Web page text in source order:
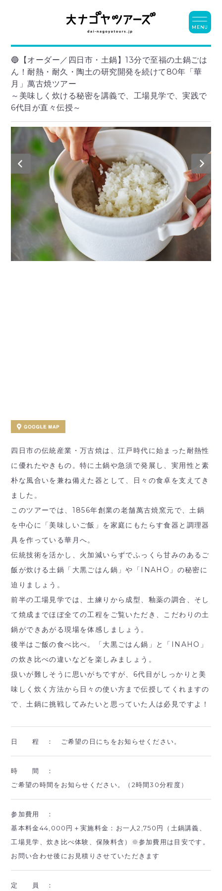
🔵【オーダー／四日市・土鍋】13分で至福の土鍋ごは
ん！耐熱・耐久・陶土の研究開発を続けて80年「華
月」萬古焼ツアー
～美味しく炊ける秘密を講義で、工場見学で、実践で
6代目が直々伝授～
四日市の伝統産業・万古焼は、江戸時代に始まった耐熱性
に優れたやきもの。特に土鍋や急須で発展し、実用性と素
朴な風合いを兼ね備えた器として、日々の食卓を支えてき
ました。
このツアーでは、1856年創業の老舗萬古焼窯元で、土鍋
を中心に「美味しいご飯」を家庭にもたらす食器と調理器
具を作っている華月へ。
伝統技術を活かし、火加減いらずでふっくら甘みのあるご
飯が炊ける土鍋「大黒ごはん鍋」や「INAHO」の秘密に
迫りましょう。
前半の工場見学では、土練りから成型、釉薬の調合、そし
て焼成までほぼ全ての工程をご覧いただき、こだわりの土
鍋ができあがる現場を体感しましょう。
後半はご飯の食べ比べ。「大黒ごはん鍋」と「INAHO」
の炊き比べの違いなどを楽しみましょう。
扱いが難しそうに思いがちですが、6代目がしっかりと美
味しく炊く方法から日々の使い方まで伝授してくれますの
で、土鍋に挑戦してみたいと思っていた人は必見ですよ！
日 程 ： ご希望の日にちをお知らせください。
時 間 ：
ご希望の時間をお知らせください。（2時間30分程度）
参加費用 ：
基本料金44,000円＋実施料金：お一人2,750円（土鍋講義、
工場見学、炊き比べ体験、保険料含）※参加費用は目安です。
お問い合わせ後にお見積りさせていただきます
定 員 ：
MENU